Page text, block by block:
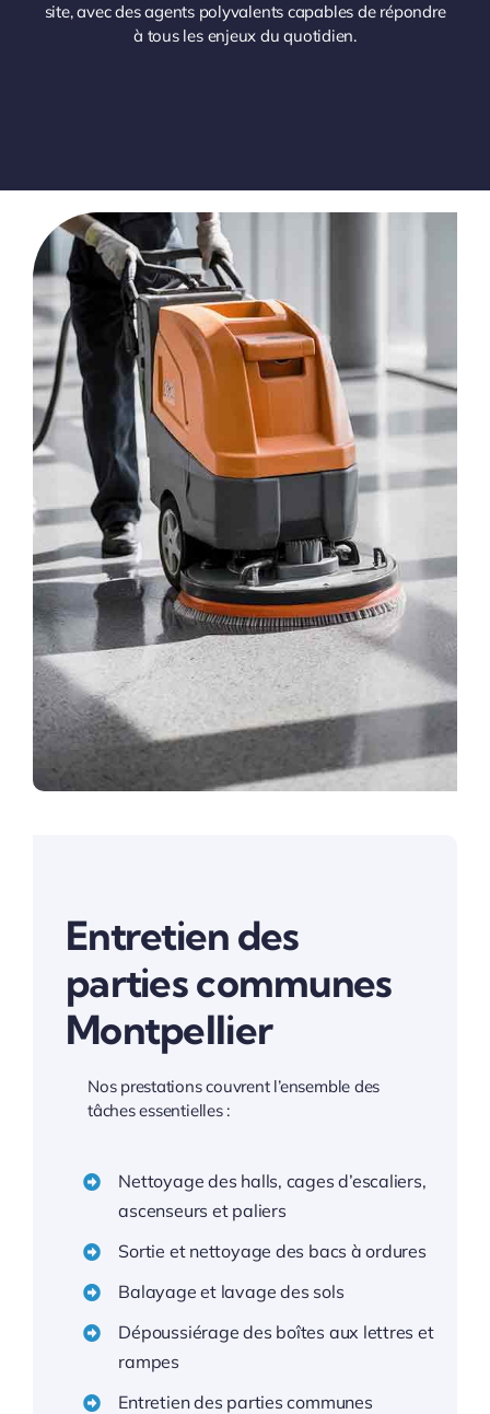
site, avec des agents polyvalents capables de répondre
à tous les enjeux du quotidien.
Entretien des
parties communes
Montpellier
Nos prestations couvrent l’ensemble des
tâches essentielles :
Nettoyage des halls, cages d’escaliers,
ascenseurs et paliers
Sortie et nettoyage des bacs à ordures
Balayage et lavage des sols
Dépoussiérage des boîtes aux lettres et
rampes
Entretien des parties communes